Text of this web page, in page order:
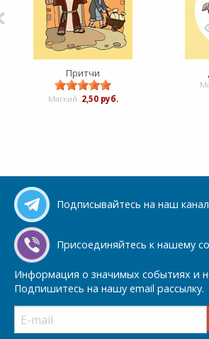
Притчи
Мягкий: 2,50 руб.
Подписывайтесь на наш
Присоединяйтесь к нашему
Информация о значимых событиях и
Подпишитесь на нашу email рассылку.